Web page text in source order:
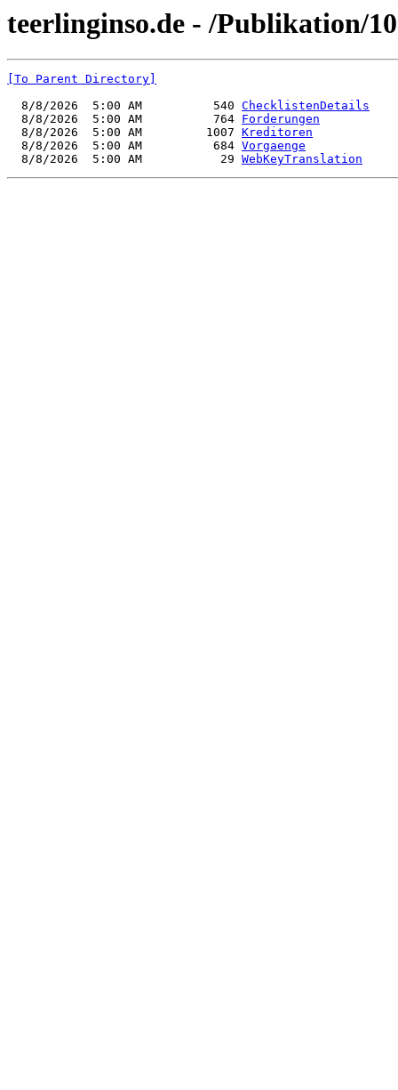
teerlinginso.de - /Publikation/
[To Parent Directory]
  8/8/2026  5:00 AM          540
ChecklistenDetails
  8/8/2026  5:00 AM          764
Forderungen
  8/8/2026  5:00 AM         1007
Kreditoren
  8/8/2026  5:00 AM          684
Vorgaenge
  8/8/2026  5:00 AM           29
WebKeyTranslation